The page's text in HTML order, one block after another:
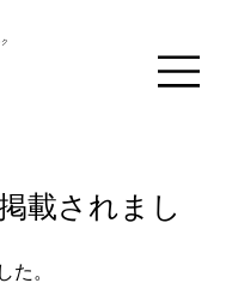
載されまし
た。